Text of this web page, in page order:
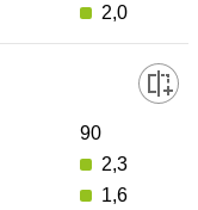
2,0
90
2,3
1,6